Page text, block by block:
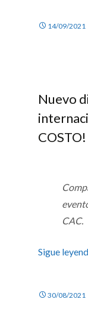
14/09/2021
Nuevo
COSTO!
CAC.
Sigue
30/08/2021